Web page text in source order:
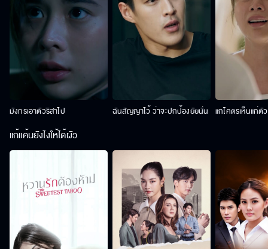
มังกรเอาตัวริสาไป ฉันสัญญาไว้ ว่าจะปกป้องยัยนั่น แกโคตรเห็นแก่ตั
แก้แค้นยังไงให้ได้ผัว